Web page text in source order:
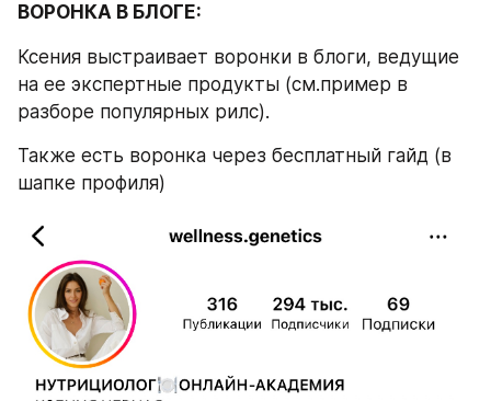
ВОРОНКА В БЛОГЕ:
Ксения выстраивает воронки в блоги, ведущие
на ее экспертные продукты (см.пример в
разборе популярных рилс).
Также есть воронка через бесплатный гайд (в
шапке профиля)